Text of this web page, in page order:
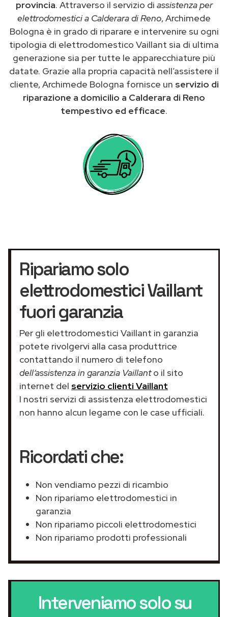
provincia. Attraverso il servizio di assistenza per
elettrodomestici a Calderara di Reno, Archimede
Bologna è in grado di riparare e intervenire su ogni
tipologia di elettrodomestico Vaillant sia di ultima
generazione sia per tutte le apparecchiature più
datate. Grazie alla propria capacità nell’assistere il
cliente, Archimede Bologna fornisce un servizio di
riparazione a domicilio a Calderara di Reno
tempestivo ed efficace.
Ripariamo solo
elettrodomestici Vaillant
fuori garanzia
Per gli elettrodomestici Vaillant in garanzia
potete rivolgervi alla casa produttrice
contattando il numero di telefono
dell’assistenza in garanzia Vaillanto il sito
internet del servizio clienti Vaillant
I nostri servizi di assistenza elettrodomestici
non hanno alcun legame con le case ufficiali.
Ricordati che:
Non vendiamo pezzi di ricambio
Non ripariamo elettrodomestici in
garanzia
Non ripariamo piccoli elettrodomestici
Non ripariamo prodotti professionali
Interveniamo solo su